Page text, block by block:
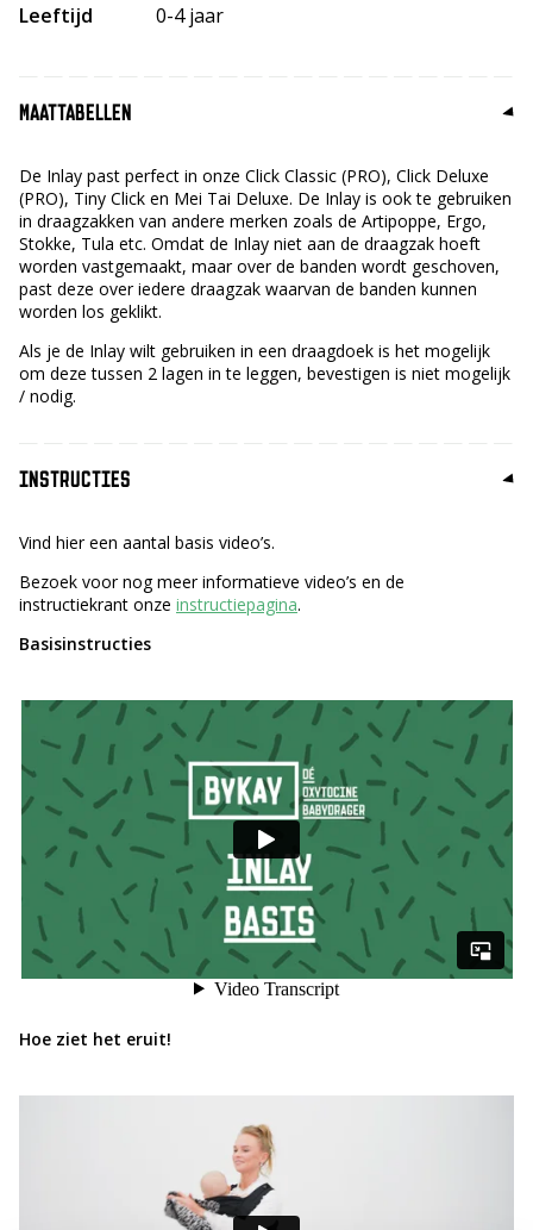
Leeftijd
0-4 jaar
MAATTABELLEN
De Inlay past perfect in onze Click Classic (PRO), Click Deluxe
(PRO), Tiny Click en Mei Tai Deluxe. De Inlay is ook te gebruiken
in draagzakken van andere merken zoals de Artipoppe, Ergo,
Stokke, Tula etc. Omdat de Inlay niet aan de draagzak hoeft
worden vastgemaakt, maar over de banden wordt geschoven,
past deze over iedere draagzak waarvan de banden kunnen
worden los geklikt.
Als je de Inlay wilt gebruiken in een draagdoek is het mogelijk
om deze tussen 2 lagen in te leggen, bevestigen is niet mogelijk
/ nodig.
INSTRUCTIES
Vind hier een aantal basis video’s.
Bezoek voor nog meer informatieve video’s en de
instructiekrant onze instructiepagina.
Basisinstructies
Hoe ziet het eruit!